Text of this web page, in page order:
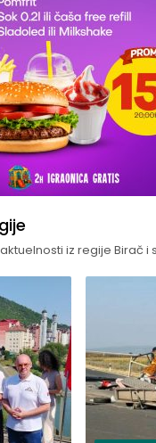
iz regije Birač i